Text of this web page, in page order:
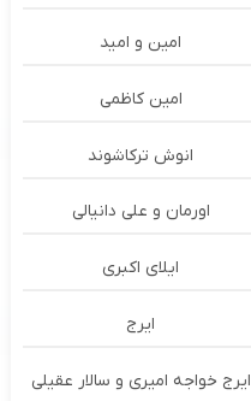
امین و امید
امین کاظمی
انوش ترکاشوند
اورمان و علی دانیالی
ايلاى اكبرى
ایرج
ایرج خواجه امیری و سالار عقیلی